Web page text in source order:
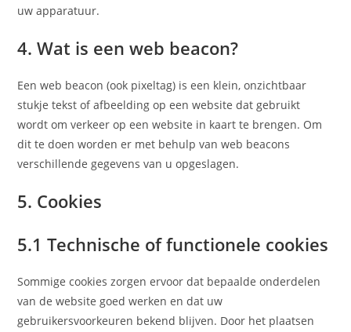
uw apparatuur.
4. Wat is een web beacon?
Een web beacon (ook pixeltag) is een klein, onzichtbaar
stukje tekst of afbeelding op een website dat gebruikt
wordt om verkeer op een website in kaart te brengen. Om
dit te doen worden er met behulp van web beacons
verschillende gegevens van u opgeslagen.
5. Cookies
5.1 Technische of functionele cookies
Sommige cookies zorgen ervoor dat bepaalde onderdelen
van de website goed werken en dat uw
gebruikersvoorkeuren bekend blijven. Door het plaatsen